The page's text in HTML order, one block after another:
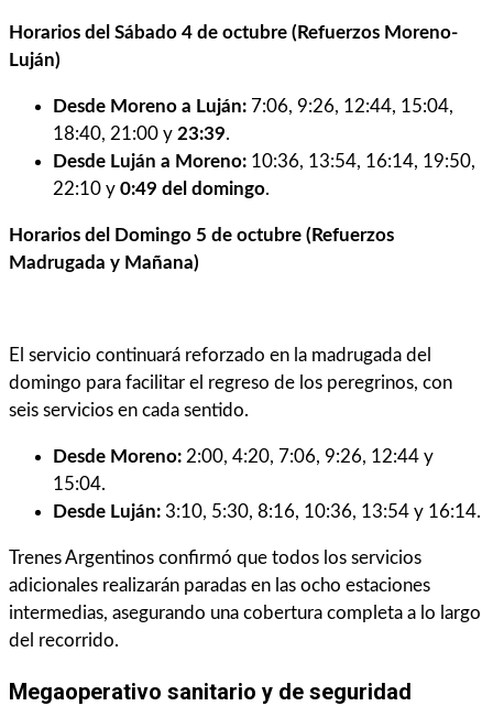
Horarios del Sábado 4 de octubre (Refuerzos Moreno-
Luján)
Desde Moreno a Luján: 7:06, 9:26, 12:44, 15:04,
18:40, 21:00 y 23:39.
Desde Luján a Moreno: 10:36, 13:54, 16:14, 19:50,
22:10 y 0:49 del domingo.
Horarios del Domingo 5 de octubre (Refuerzos
Madrugada y Mañana)
El servicio continuará reforzado en la madrugada del
domingo para facilitar el regreso de los peregrinos, con
seis servicios en cada sentido.
Desde Moreno: 2:00, 4:20, 7:06, 9:26, 12:44 y
15:04.
Desde Luján: 3:10, 5:30, 8:16, 10:36, 13:54 y 16:14.
Trenes Argentinos confirmó que todos los servicios
adicionales realizarán paradas en las ocho estaciones
intermedias, asegurando una cobertura completa a lo largo
del recorrido.
Megaoperativo sanitario y de seguridad